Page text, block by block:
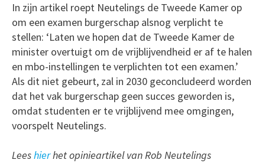
In zijn artikel roept Neutelings de Tweede Kamer op
om een examen burgerschap alsnog verplicht te
stellen: ‘Laten we hopen dat de Tweede Kamer de
minister overtuigt om de vrijblijvendheid er af te halen
en mbo-instellingen te verplichten tot een examen.’
Als dit niet gebeurt, zal in 2030 geconcludeerd worden
dat het vak burgerschap geen succes geworden is,
omdat studenten er te vrijblijvend mee omgingen,
voorspelt Neutelings.
Leeshierhet opinieartikel van Rob Neutelings